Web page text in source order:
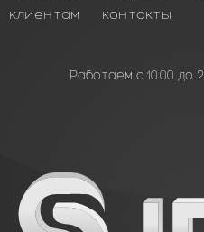
клиентам
контакты
Работаем с 10.00 до